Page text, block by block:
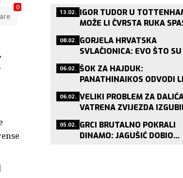
0
13.02. IGOR TUDOR U
MOŽE LI ČVRSTA RUKA
08.02. GORJELA HRVATSKA
SVLAČIONICA: EVO ŠTO
VATRENI PJEVALI NAKON
BRONCE!
06.02. ŠOK ZA HAJDUK:
PANATHINAIKOS ODVODI
06.02. VELIKI PROBLEM ZA
VATRENA ZVIJEZDA
05.02. GRCI BRUTALNO POKRALI
DINAMO: JAGUŠIĆ DOBIO